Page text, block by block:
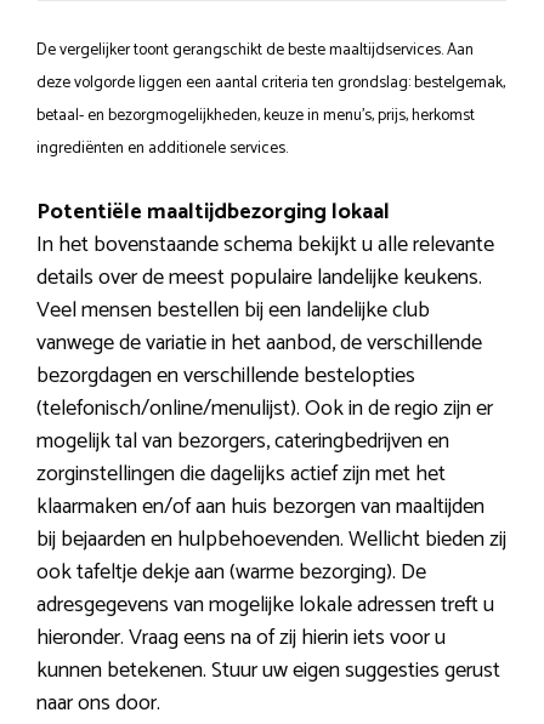
De vergelijker toont gerangschikt de beste maaltijdservices. Aan
deze volgorde liggen een aantal criteria ten grondslag: bestelgemak,
betaal- en bezorgmogelijkheden, keuze in menu’s, prijs, herkomst
ingrediënten en additionele services.
Potentiële maaltijdbezorging lokaal
In het bovenstaande schema bekijkt u alle relevante
details over de meest populaire landelijke keukens.
Veel mensen bestellen bij een landelijke club
vanwege de variatie in het aanbod, de verschillende
bezorgdagen en verschillende bestelopties
(telefonisch/online/menulijst). Ook in de regio zijn er
mogelijk tal van bezorgers, cateringbedrijven en
zorginstellingen die dagelijks actief zijn met het
klaarmaken en/of aan huis bezorgen van maaltijden
bij bejaarden en hulpbehoevenden. Wellicht bieden zij
ook tafeltje dekje aan (warme bezorging). De
adresgegevens van mogelijke lokale adressen treft u
hieronder. Vraag eens na of zij hierin iets voor u
kunnen betekenen. Stuur uw eigen suggesties gerust
naar ons door.